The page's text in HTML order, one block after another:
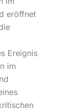
eröffnet
Ereignis
im